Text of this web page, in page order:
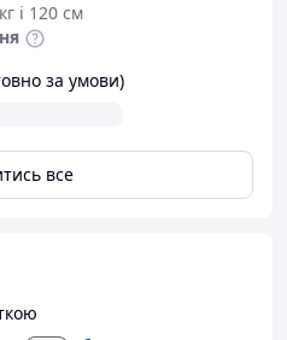
і 120 см
за умови)
все